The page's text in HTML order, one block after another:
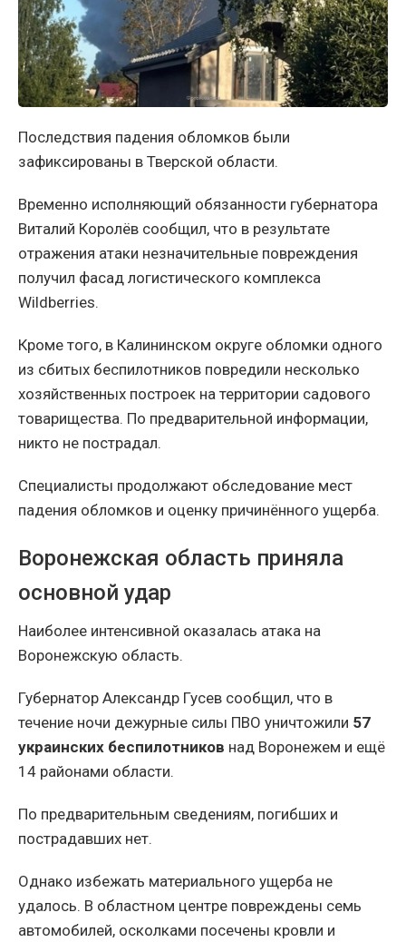
Последствия падения обломков были
зафиксированы в Тверской области.
Временно исполняющий обязанности губернатора
Виталий Королёв сообщил, что в результате
отражения атаки незначительные повреждения
получил фасад логистического комплекса
Wildberries.
Кроме того, в Калининском округе обломки одного
из сбитых беспилотников повредили несколько
хозяйственных построек на территории садового
товарищества. По предварительной информации,
никто не пострадал.
Специалисты продолжают обследование мест
падения обломков и оценку причинённого ущерба.
Воронежская область приняла
основной удар
Наиболее интенсивной оказалась атака на
Воронежскую область.
Губернатор Александр Гусев сообщил, что в
течение ночи дежурные силы ПВО уничтожили 57
украинских беспилотников над Воронежем и ещё
14 районами области.
По предварительным сведениям, погибших и
пострадавших нет.
Однако избежать материального ущерба не
удалось. В областном центре повреждены семь
автомобилей, осколками посечены кровли и